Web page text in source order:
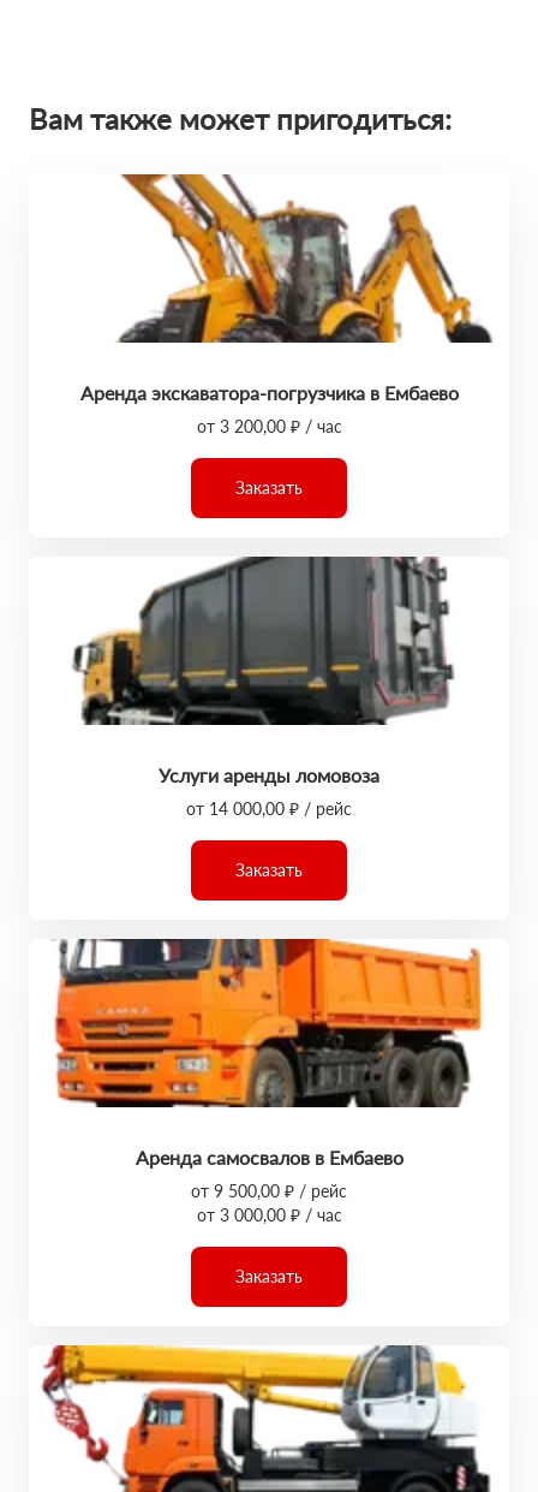
Вам также может пригодиться:
Аренда экскаватора-погрузчика в Ембаево
от 3 200,00 ₽ / час
Заказать
Услуги аренды ломовоза
от 14 000,00 ₽ / рейс
Заказать
Аренда самосвалов в Ембаево
от 9 500,00 ₽ / рейс
от 3 000,00 ₽ / час
Заказать